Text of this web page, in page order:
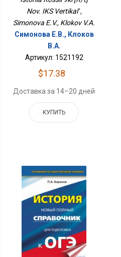
Nov. IKS Vertikal' ,
Simonova E.V., Klokov V.A.
Симонова Е.В., Клоков
В.А.
Артикул: 1521192
$17.38
Доставка за 14–20 дней
КУПИТЬ